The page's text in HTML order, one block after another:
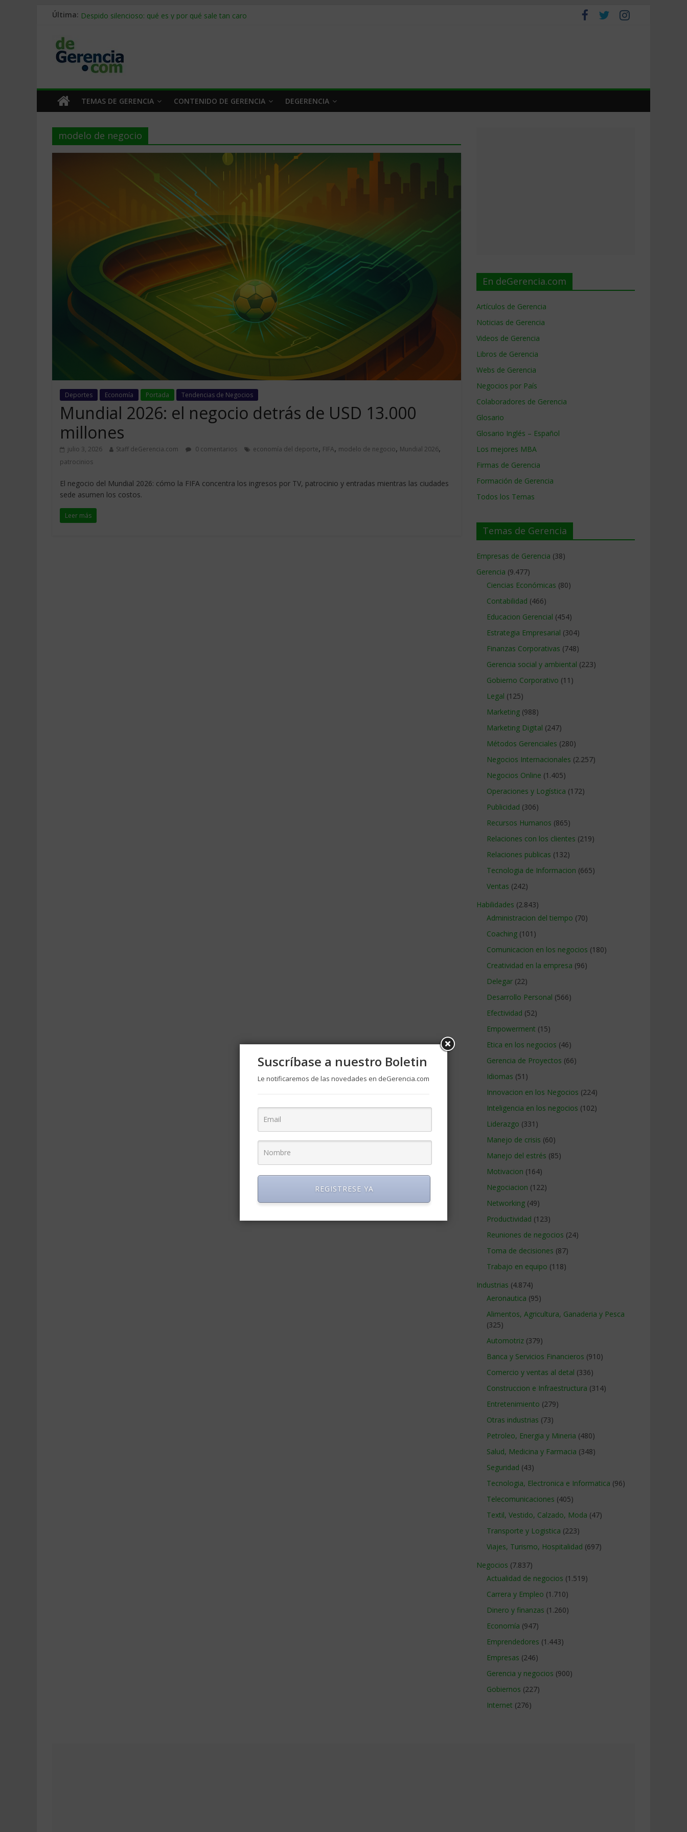
Última: Stablecoins para empresas: cómo pagar y cobrar en 2026
Trabajo forzoso en la cadena de suministro: qué hacer
Mercado hispano de EE. UU.: cómo segmentarlo y venderle
TEMAS DE GERENCIA CONTENIDO DE GERENCIA DEGERENCIA
modelo de negocio
Deportes Economía Portada Tendencias de Negocios
Mundial 2026: el negocio detrás de USD 13.000
millones
julio 3, 2026 Staff deGerencia.com 0 comentarios economía del deporte, FIFA, modelo de negocio, Mundial 2026,
patrocinios
El negocio del Mundial 2026: cómo la FIFA concentra los ingresos por TV, patrocinio y entradas mientras las ciudades
sede asumen los costos.
Leer más
En deGerencia.com
Artículos de Gerencia
Noticias de Gerencia
Videos de Gerencia
Libros de Gerencia
Webs de Gerencia
Negocios por País
Colaboradores de Gerencia
Glosario
Glosario Inglés – Español
Los mejores MBA
Firmas de Gerencia
Formación de Gerencia
Todos los Temas
Temas de Gerencia
Empresas de Gerencia (38)
Gerencia (9.477)
Ciencias Económicas (80)
Contabilidad (466)
Educacion Gerencial (454)
Estrategia Empresarial (304)
Finanzas Corporativas (748)
Gerencia social y ambiental (223)
Gobierno Corporativo (11)
Legal (125)
Marketing (988)
Marketing Digital (247)
Métodos Gerenciales (280)
Negocios Internacionales (2.257)
Negocios Online (1.405)
Operaciones y Logística (172)
Publicidad (306)
Recursos Humanos (865)
Relaciones con los clientes (219)
Relaciones publicas (132)
Tecnologia de Informacion (665)
Ventas (242)
Habilidades (2.843)
Administracion del tiempo (70)
Coaching (101)
Comunicacion en los negocios (180)
Creatividad en la empresa (96)
Delegar (22)
Desarrollo Personal (566)
Efectividad (52)
Empowerment (15)
Etica en los negocios (46)
Gerencia de Proyectos (66)
Idiomas (51)
Innovacion en los Negocios (224)
Inteligencia en los negocios (102)
Liderazgo (331)
Manejo de crisis (60)
Manejo del estrés (85)
Motivacion (164)
Negociacion (122)
Networking (49)
Productividad (123)
Reuniones de negocios (24)
Toma de decisiones (87)
Trabajo en equipo (118)
Industrias (4.874)
Aeronautica (95)
Alimentos, Agricultura, Ganaderia y Pesca
(325)
Automotriz (379)
Banca y Servicios Financieros (910)
Comercio y ventas al detal (336)
Construccion e Infraestructura (314)
Entretenimiento (279)
Otras industrias (73)
Petroleo, Energia y Mineria (480)
Salud, Medicina y Farmacia (348)
Seguridad (43)
Tecnologia, Electronica e Informatica (96)
Telecomunicaciones (405)
Textil, Vestido, Calzado, Moda (47)
Transporte y Logistica (223)
Viajes, Turismo, Hospitalidad (697)
Negocios (7.837)
Actualidad de negocios (1.519)
Carrera y Empleo (1.710)
Dinero y finanzas (1.260)
Economía (947)
Emprendedores (1.443)
Empresas (246)
Gerencia y negocios (900)
Gobiernos (227)
Internet (276)
Suscríbase a nuestro Boletin
Le notificaremos de las novedades en deGerencia.com
REGISTRESE YA